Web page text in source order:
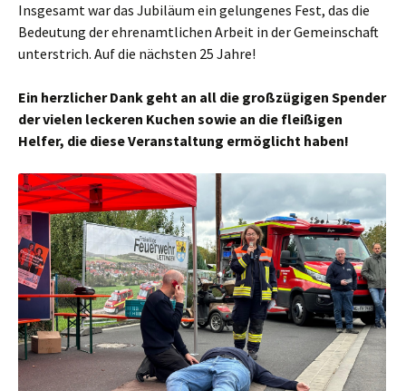
Insgesamt war das Jubiläum ein gelungenes Fest, das die
Bedeutung der ehrenamtlichen Arbeit in der Gemeinschaft
unterstrich. Auf die nächsten 25 Jahre!
Ein herzlicher Dank geht an all die großzügigen Spender
der vielen leckeren Kuchen sowie an die fleißigen
Helfer, die diese Veranstaltung ermöglicht haben!